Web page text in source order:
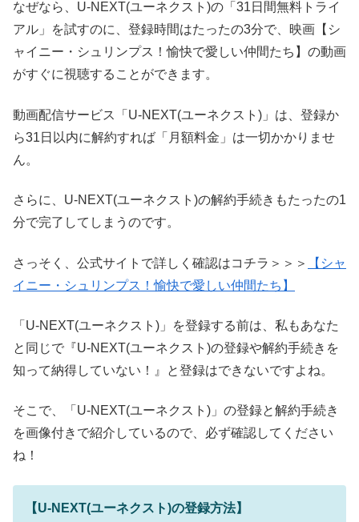
なぜなら、U-NEXT(ユーネクスト)の「31日間無料トライ
アル」を試すのに、登録時間はたったの3分で、映画【シ
ャイニー・シュリンプス！愉快で愛しい仲間たち】の動画
がすぐに視聴することができます。
動画配信サービス「U-NEXT(ユーネクスト)」は、登録か
ら31日以内に解約すれば「月額料金」は一切かかりませ
ん。
さらに、U-NEXT(ユーネクスト)の解約手続きもたったの1
分で完了してしまうのです。
さっそく、公式サイトで詳しく確認はコチラ＞＞＞
【シャ
イニー・シュリンプス！愉快で愛しい仲間たち】
「U-NEXT(ユーネクスト)」を登録する前は、私もあなた
と同じで『U-NEXT(ユーネクスト)の登録や解約手続きを
知って納得していない！』と登録はできないですよね。
そこで、「U-NEXT(ユーネクスト)」の登録と解約手続き
を画像付きで紹介しているので、必ず確認してください
ね！
【U-NEXT(ユーネクスト)の登録方法】